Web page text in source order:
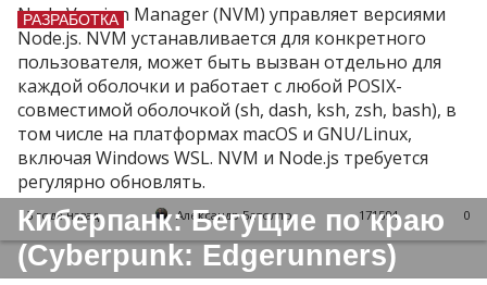
РАЗРАБОТКА
Node Version Manager (NVM) управляет версиями
Node.js. NVM устанавливается для конкретного
пользователя, может быть вызван отдельно для
каждой оболочки и работает с любой POSIX-
совместимой оболочкой (sh, dash, ksh, zsh, bash), в
том числе на платформах macOS и GNU/Linux,
включая Windows WSL. NVM и Node.js требуется
регулярно обновлять.
3 года назад Александр Батолло 171594 0
Киберпанк: Бегущие по краю
(Cyberpunk: Edgerunners)